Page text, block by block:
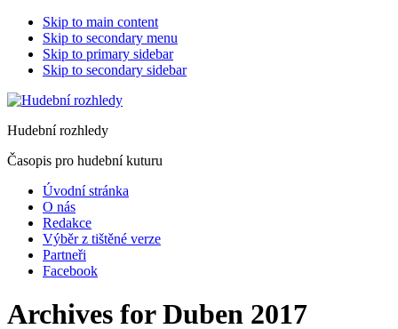
Skip to main content
Skip to secondary menu
Skip to primary sidebar
Skip to secondary sidebar
Hudební rozhledy
Časopis pro hudební kuturu
Úvodní stránka
O nás
Redakce
Výběr z tištěné verze
Partneři
Facebook
Archives for Duben 2017